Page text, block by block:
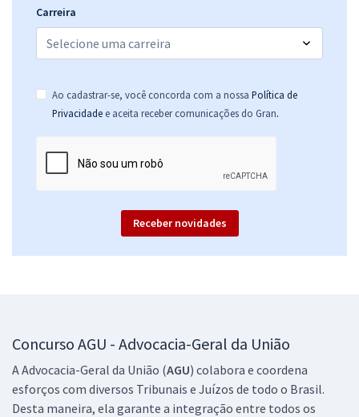
Cargo: Técnico em Comunicação Social
Economize R$ 47,96 (-20%)
Comprar
Economize R$ 47,96 (-20%)
Comprar
Carreira
Ao cadastrar-se, você concorda com a nossa Política de
Privacidade e aceita receber comunicações do Gran.
Receber novidades
Concurso AGU - Advocacia-Geral da União
A Advocacia-Geral da União (AGU) colabora e coordena
esforços com diversos Tribunais e Juízos de todo o Brasil.
Desta maneira, ela garante a integração entre todos os